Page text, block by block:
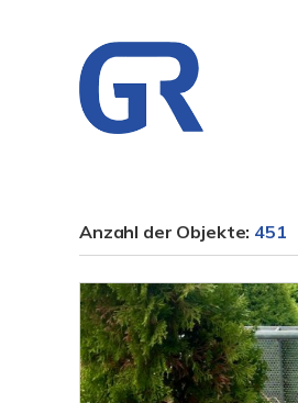
Anzahl der Objekte: 451